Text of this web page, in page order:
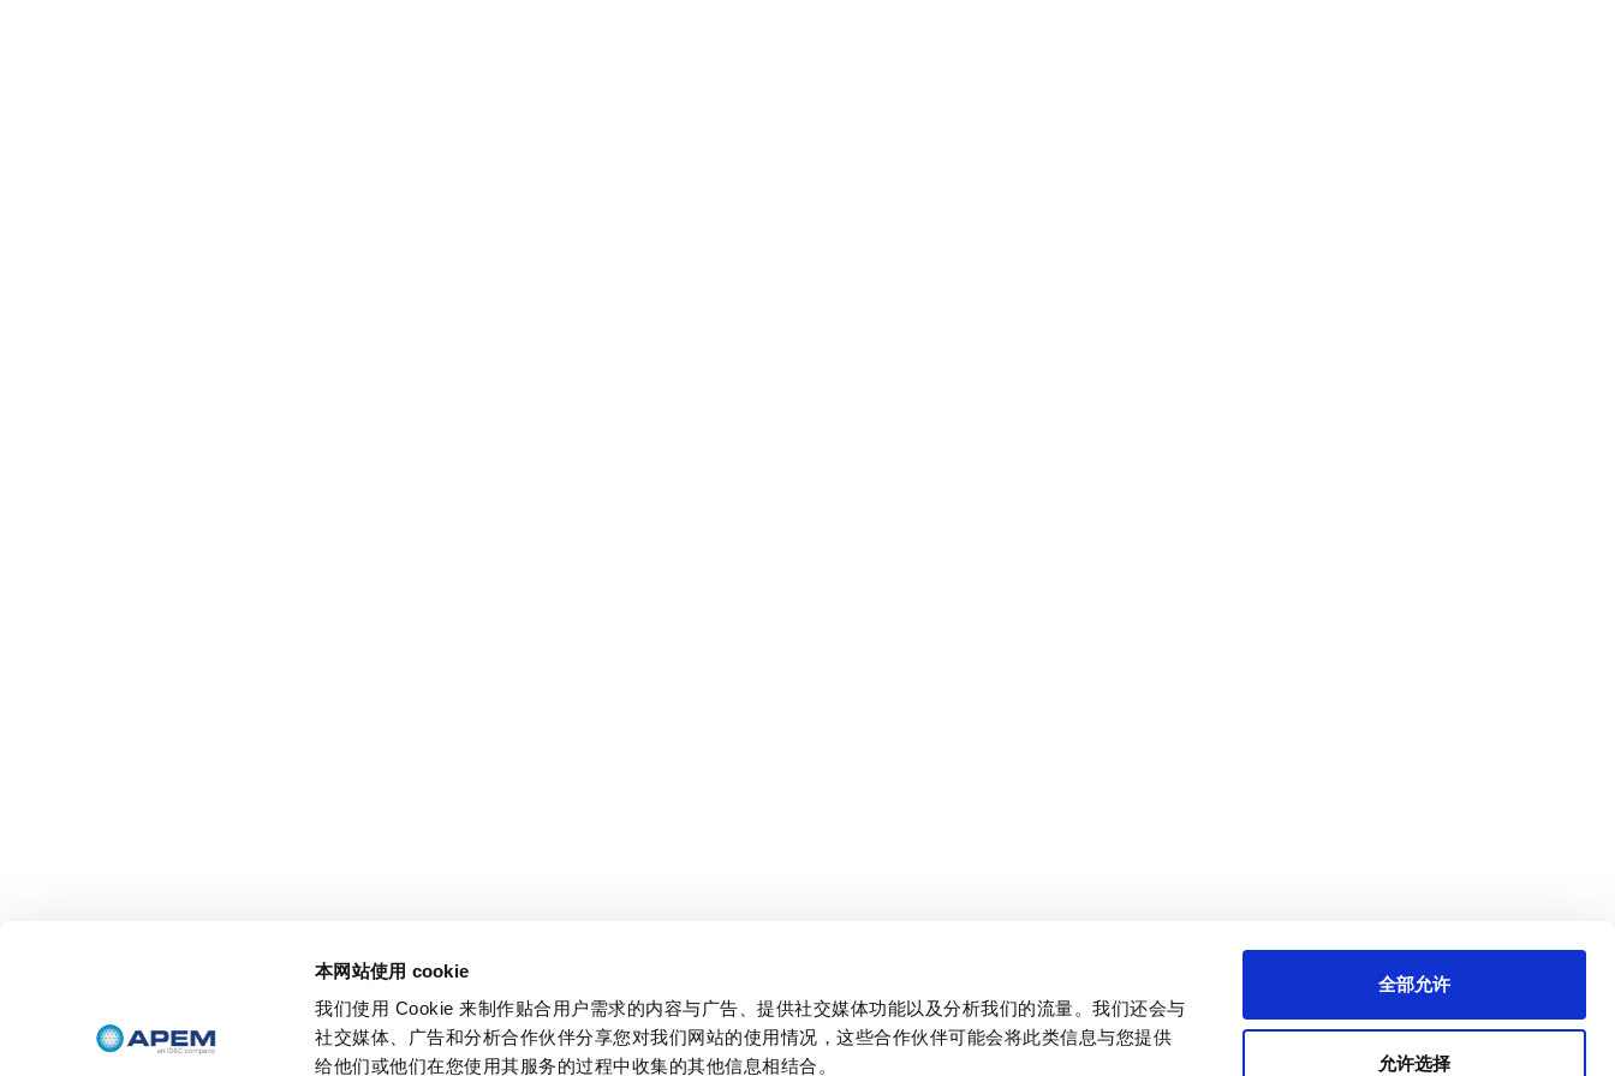
本网站使用 cookie
我们使用 Cookie 来制作贴合用户需求的内容与广告、提供社交媒体功能以及分析我们的流量。我们还会与
社交媒体、广告和分析合作伙伴分享您对我们网站的使用情况，这些合作伙伴可能会将此类信息与您提供
给他们或他们在您使用其服务的过程中收集的其他信息相结合。
全部允许
允许选择